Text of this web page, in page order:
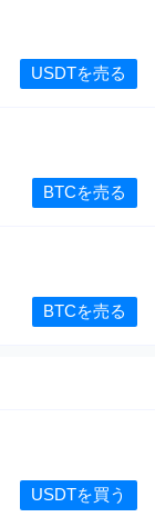
USDTを売る
BTCを売る
BTCを売る
USDTを買う